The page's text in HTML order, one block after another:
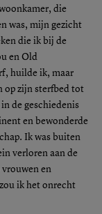
die
was, mijn gezicht
die ik bij de
en Old
huilde ik, maar
op zijn sterfbed tot
de geschiedenis
en bewonderde
Ik was buiten
verloren aan de
en
ik het onrecht